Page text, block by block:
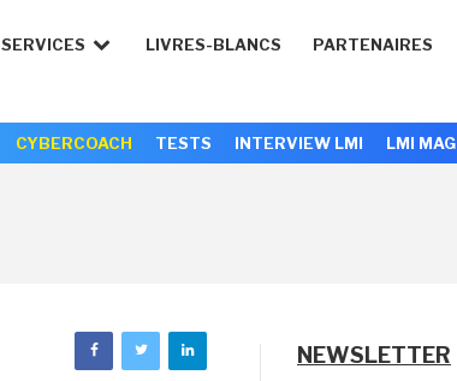
SERVICES LIVRES-BLANCS PARTENAIRES
CYBERCOACH TESTS INTERVIEW LMI LMI MAG
NEWSLETTER